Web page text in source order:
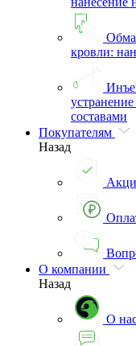
кровли:
составами
Покупателям
Назад
О компании
Назад
О